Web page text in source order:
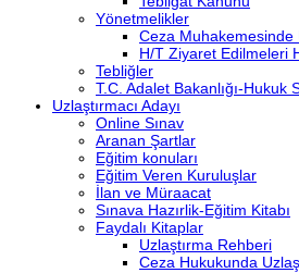
Yönetmelikler
Ceza Muhakemesinde
H/T Ziyaret Edilmeleri
Tebliğler
T.C. Adalet Bakanlığı-Hukuk
Uzlaştırmacı Adayı
Online Sınav
Aranan Şartlar
Eğitim konuları
Eğitim Veren Kuruluşlar
İlan ve Müraacat
Sınava Hazırlik-Eğitim Kitabı
Faydalı Kitaplar
Uzlaştırma Rehberi
Ceza Hukukunda